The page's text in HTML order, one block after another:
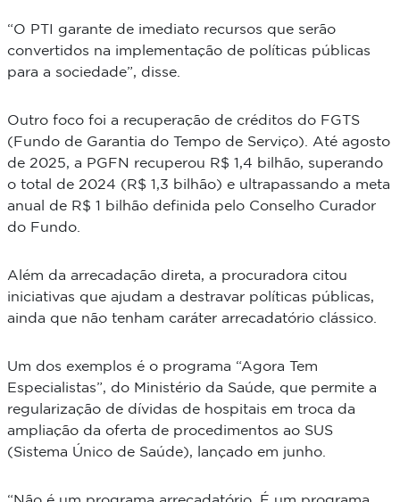
“O PTI garante de imediato recursos que serão
convertidos na implementação de políticas públicas
para a sociedade”, disse.
Outro foco foi a recuperação de créditos do FGTS
(Fundo de Garantia do Tempo de Serviço). Até agosto
de 2025, a PGFN recuperou R$ 1,4 bilhão, superando
o total de 2024 (R$ 1,3 bilhão) e ultrapassando a meta
anual de R$ 1 bilhão definida pelo Conselho Curador
do Fundo.
Além da arrecadação direta, a procuradora citou
iniciativas que ajudam a destravar políticas públicas,
ainda que não tenham caráter arrecadatório clássico.
Um dos exemplos é o programa “Agora Tem
Especialistas”, do Ministério da Saúde, que permite a
regularização de dívidas de hospitais em troca da
ampliação da oferta de procedimentos ao SUS
(Sistema Único de Saúde), lançado em junho.